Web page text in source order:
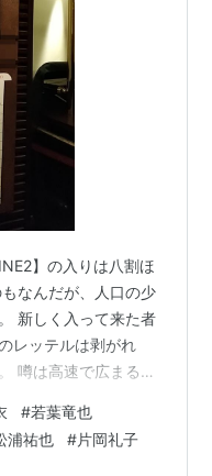
】の入りは八割ほ
なんだが、人口の少
新しく入って来た者
レッテルは剥がれ
噂は高速で広まる
過ぎか。 「郷に入っ
こに住んでいた人た
#若葉竜也
浦祐也 #片岡礼子